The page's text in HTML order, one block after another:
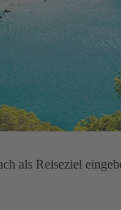
als Reiseziel